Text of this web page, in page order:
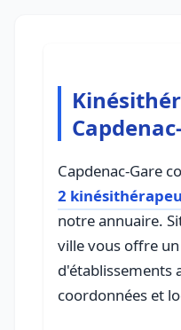
Capdenac-Gare
2
notre annuaire.
ville vous offre
d'établissements
coordonnées et